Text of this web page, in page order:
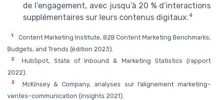
de l’engagement, avec jusqu’à 20 % d’interactions
supplémentaires sur leurs contenus digitaux.4
1
Content Marketing Institute, B2B Content Marketing Benchmarks,
Budgets, and Trends (édition 2023).
2
HubSpot, State of Inbound & Marketing Statistics (rapport
2022).
3
McKinsey & Company, analyses sur l’alignement marketing–
ventes–communication (insights 2021).